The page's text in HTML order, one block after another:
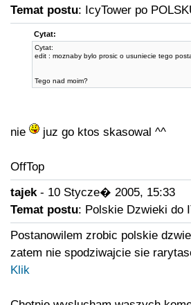
Temat postu: IcyTower po
Cytat:
Cytat:
edit : moznaby bylo prosic o usuniecie tego
Tego nad moim?
nie juz go ktos skasowal ^^
OffTop
tajek- 10 Stycze� 2005, 15:33
Temat postu: Polskie Dzwieki do
Postanowilem zrobic polskie
zatem nie spodziwajcie sie
Klik